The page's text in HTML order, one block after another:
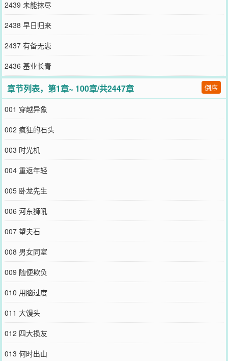
2439 未能抹尽
2438 早日归来
2437 有备无患
2436 基业长青
章节列表，第1章~ 100章/共2447章 倒序
001 穿越异象
002 疯狂的石头
003 时光机
004 重返年轻
005 卧龙先生
006 河东狮吼
007 望夫石
008 男女同室
009 随便欺负
010 用脑过度
011 大馒头
012 四大损友
013 何时出山